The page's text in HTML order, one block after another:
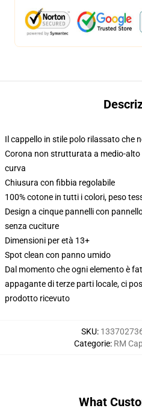
Il cappello in stile polo rilassato che
Corona non strutturata a medio-
curva
Chiusura con fibbia regolabile
100% cotone in tutti i colori, peso
Design a cinque pannelli con
senza cuciture
Dimensioni per età 13+
Spot clean con panno umido
Dal momento che ogni elemento è
appagante di terze parti locale, ci
prodotto ricevuto
SKU:
Categorie: RM
What